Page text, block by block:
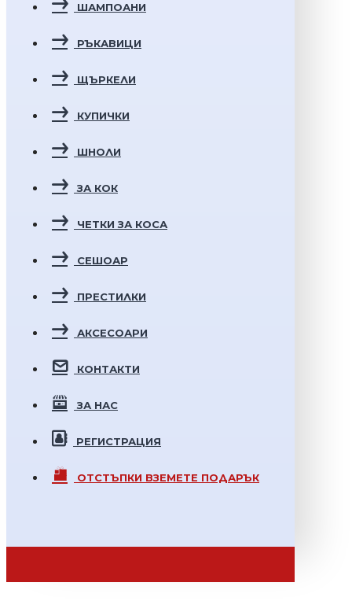
ШАМПОАНИ
РЪКАВИЦИ
ЩЪРКЕЛИ
КУПИЧКИ
ШНОЛИ
ЗА КОК
ЧЕТКИ ЗА КОСА
СЕШОАР
ПРЕСТИЛКИ
АКСЕСОАРИ
КОНТАКТИ
ЗА НАС
РЕГИСТРАЦИЯ
ОТСТЪПКИ ВЗЕМЕТЕ ПОДАРЪК